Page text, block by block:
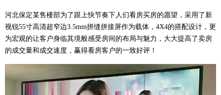
河北保定某售楼部为了跟上快节奏下人们看房买房的愿望，采用了新
视锐55寸高清超窄边3.5mm拼缝拼接屏作为载体，4X4的搭配设计，更
为宏观的让客户身临其境般感受房间的布局与魅力，大大提高了卖房
的成交量和成交速度，赢得看房客户的一致好评！